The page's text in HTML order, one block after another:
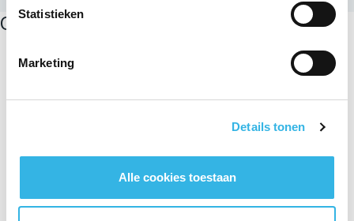
Statistieken
Marketing
Details tonen
Alle cookies toestaan
Onze tips in video